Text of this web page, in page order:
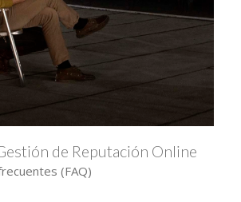
de Reputación Online
(FAQ)